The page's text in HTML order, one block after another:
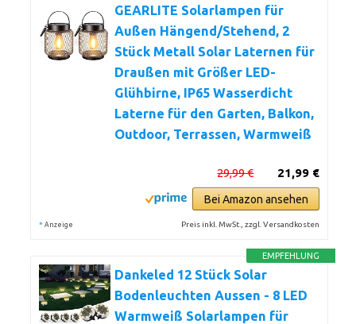
GEARLITE Solarlampen für
Außen Hängend/Stehend, 2
Stück Metall Solar Laternen für
Draußen mit Größer LED-
Glühbirne, IP65 Wasserdicht
Laterne für den Garten, Balkon,
Outdoor, Terrassen, Warmweiß
21,99 €
29,99 €
Bei Amazon ansehen
* Anzeige Preis inkl. MwSt., zzgl. Versandkosten
EMPFEHLUNG
Dankeled 12 Stück Solar
Bodenleuchten Aussen - 8 LED
Warmweiß Solarlampen für